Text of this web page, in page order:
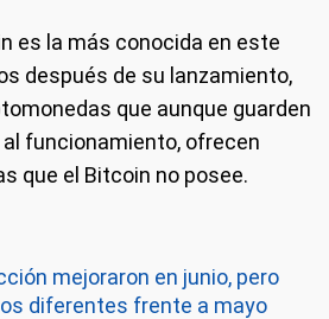
es la más conocida en este
después de su lanzamiento,
que aunque guarden
funcionamiento, ofrecen
que el Bitcoin no posee.
mejoraron en junio, pero
diferentes frente a mayo